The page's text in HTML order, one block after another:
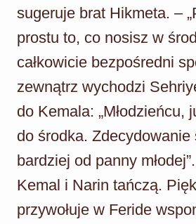
sugeruje brat Hikmeta. –
prostu to, co nosisz w
całkowicie bezpośredni
zewnątrz wychodzi
do Kemala: „Młodzieńcu,
do środka.
bardziej od panny
Kemal i Narin tańczą.
przywołuje w Feride